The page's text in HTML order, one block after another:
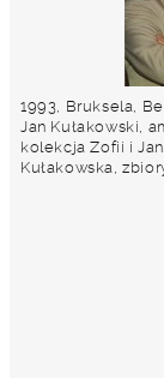
1993, Bruksela,
Jan Kułakowski,
kolekcja Zofii i
Kułakowska,